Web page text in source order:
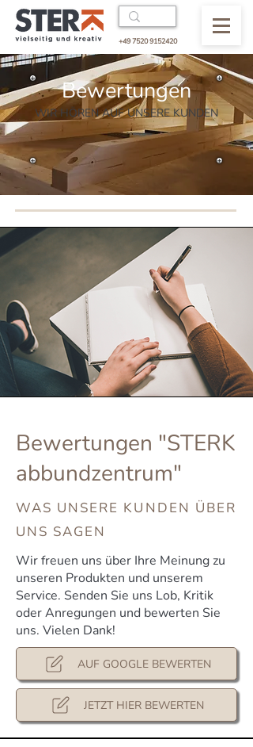
+49 7520 9152420
Bewertungen
WIR HÖREN AUF UNSERE KUNDEN
Bewertungen "STERK
abbundzentrum"
WAS UNSERE KUNDEN ÜBER
UNS SAGEN
Wir freuen uns über Ihre Meinung zu
unseren Produkten und unserem
Service. Senden Sie uns Lob, Kritik
oder Anregungen und bewerten Sie
uns. Vielen Dank!
AUF GOOGLE BEWERTEN
JETZT HIER BEWERTEN